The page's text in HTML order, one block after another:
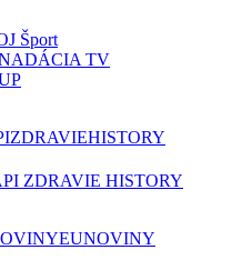
Šport
TV
ZDRAVIEHISTORY
ZDRAVIE HISTORY
EUNOVINY